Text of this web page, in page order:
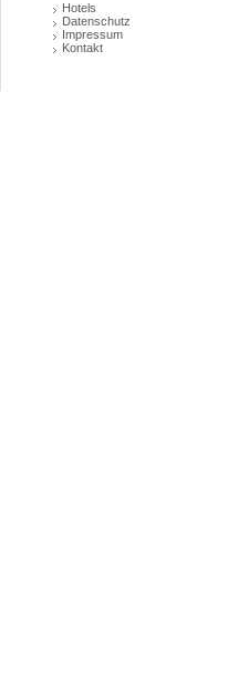
Hotels
Datenschutz
Impressum
Kontakt